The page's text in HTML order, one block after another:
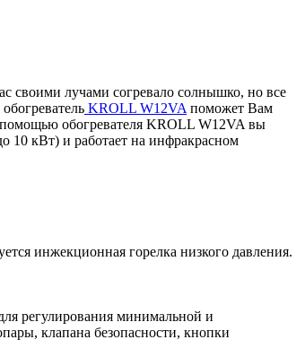
своими лучами согревало солнышко, но все
KROLL W12VA поможет Вам
помощью обогревателя KROLL W12VA вы
10 кВт) и работает на инфракрасном
инжекционная горелка низкого давления.
регулирования минимальной и
клапана безопасности, кнопки